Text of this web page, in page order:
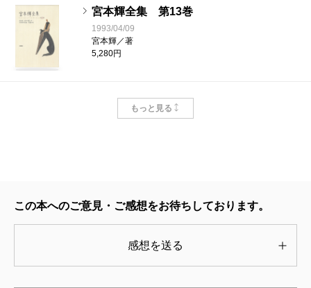
宮本輝全集 第13巻
1993/04/09
宮本輝／著
5,280円
宮本輝全集 第12巻
1993/03/10
1993/02/10
もっと見る
この本へのご意見・ご感想をお待ちしております。
感想を送る